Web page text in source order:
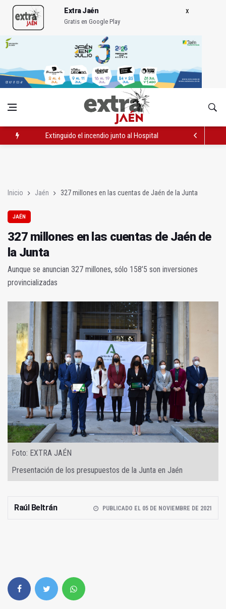
Extra Jaén
Gratis en Google Play
Extinguido el incendio junto al Hospital Neurotraumatológico
Inicio Jaén 327 millones en las cuentas de Jaén de la Junta
JAÉN
327 millones en las cuentas de Jaén de
la Junta
Aunque se anuncian 327 millones, sólo 158’5 son inversiones
provincializadas
Foto: EXTRA JAÉN
Presentación de los presupuestos de la Junta en Jaén
Raúl Beltrán PUBLICADO EL 05 DE NOVIEMBRE DE 2021